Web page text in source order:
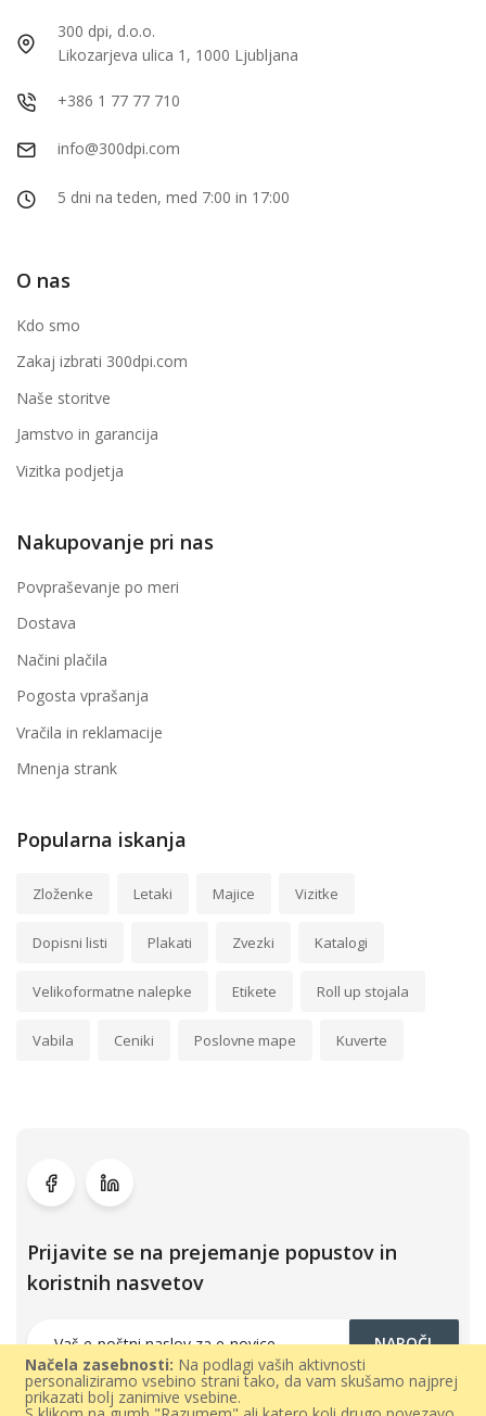
Načela zasebnosti: Na podlagi vaših aktivnosti
personaliziramo vsebino strani tako, da vam skušamo najprej
prikazati bolj zanimive vsebine.
300 dpi, d.o.o.
Likozarjeva ulica 1, 1000 Ljubljana
+386 1 77 77 710
info@300dpi.com
5 dni na teden, med 7:00 in 17:00
O nas
Kdo smo
Zakaj izbrati 300dpi.com
Naše storitve
Jamstvo in garancija
Vizitka podjetja
Nakupovanje pri nas
Povpraševanje po meri
Dostava
Načini plačila
Pogosta vprašanja
Vračila in reklamacije
Mnenja strank
Popularna iskanja
Zloženke Letaki Majice Vizitke
Dopisni listi Plakati Zvezki Katalogi
Velikoformatne nalepke Etikete Roll up stojala
Vabila Ceniki Poslovne mape Kuverte
Prijavite se na prejemanje popustov in
koristnih nasvetov
NAROČI